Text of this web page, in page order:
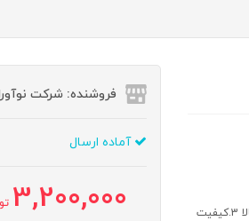
ویژگی ها: 1.گراستون فلزی ساخته شده از استیل ضد زنگ 2.دوام بسیار بالا 3.کیفیت
فروشنده: شرکت
آماده ارسال
3,200,000